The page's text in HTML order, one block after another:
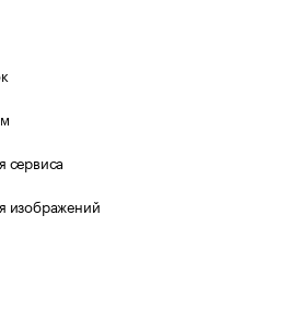
сервиса
изображений